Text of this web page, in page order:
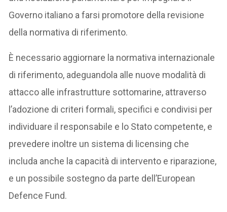
Governo italiano a farsi promotore della revisione
della normativa di riferimento.
È necessario aggiornare la normativa internazionale
di riferimento, adeguandola alle nuove modalità di
attacco alle infrastrutture sottomarine, attraverso
l’adozione di criteri formali, specifici e condivisi per
individuare il responsabile e lo Stato competente, e
prevedere inoltre un sistema di licensing che
includa anche la capacità di intervento e riparazione,
e un possibile sostegno da parte dell’European
Defence Fund.